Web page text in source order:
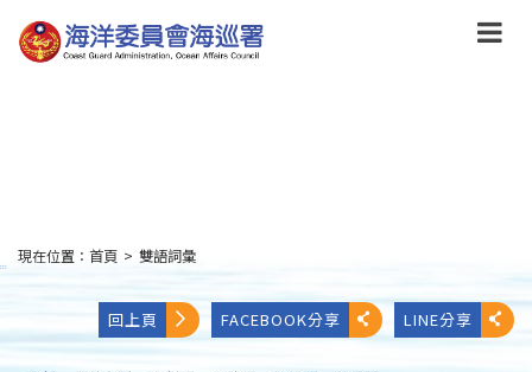
到
主
:::
現在位置： 首頁 > 雙語詞彙
回上頁 FACEBOOK分享 LINE分享